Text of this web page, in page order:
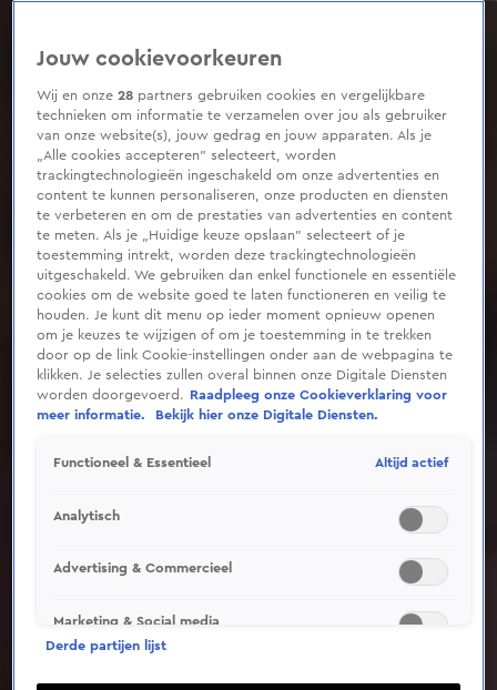
seconds
Deze video is niet beschikbaar op je huidige locatie
Jouw cookievoorkeuren
Wij en onze28 partners gebruiken cookies en vergelijkbare
technieken om informatie te verzamelen over jou als gebruiker
van onze website(s), jouw gedrag en jouw apparaten. Als je
„Alle cookies accepteren” selecteert, worden
trackingtechnologieën ingeschakeld om onze advertenties en
content te kunnen personaliseren, onze producten en diensten
te verbeteren en om de prestaties van advertenties en content
te meten. Als je „Huidige keuze opslaan” selecteert of je
toestemming intrekt, worden deze trackingtechnologieën
uitgeschakeld. We gebruiken dan enkel functionele en essentiële
cookies om de website goed te laten functioneren en veilig te
houden. Je kunt dit menu op ieder moment opnieuw openen
om je keuzes te wijzigen of om je toestemming in te trekken
door op de link Cookie-instellingen onder aan de webpagina te
klikken. Je selecties zullen overal binnen onze Digitale Diensten
worden doorgevoerd.
Raadpleeg onze Cookieverklaring voor
meer informatie.
Bekijk hier onze Digitale Diensten.
Functioneel & Essentieel Altijd actief
Analytisch
Advertising & Commercieel
Marketing & Social media
Derde partijen lijst